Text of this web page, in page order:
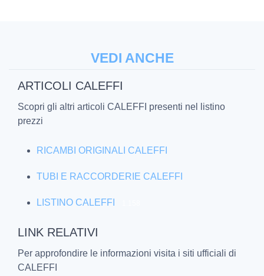
VEDI ANCHE
ARTICOLI CALEFFI
Scopri gli altri articoli CALEFFI presenti nel listino
prezzi
RICAMBI ORIGINALI CALEFFI
TUBI E RACCORDERIE CALEFFI
LISTINO CALEFFI
LINK RELATIVI
Per approfondire le informazioni visita i siti ufficiali di
CALEFFI